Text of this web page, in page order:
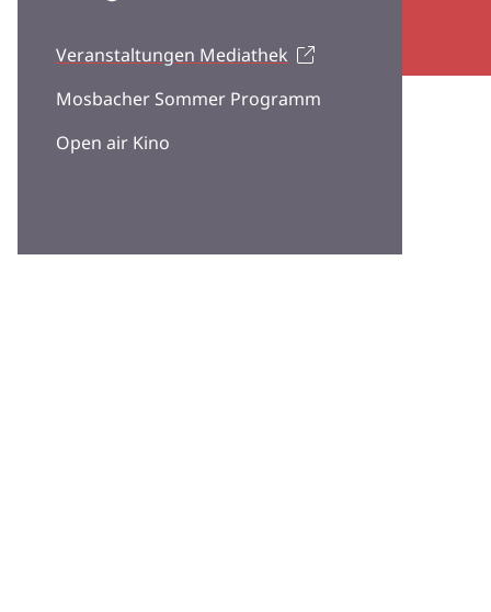
Veranstaltungen Mediathek
Mosbacher Sommer Programm
Open air Kino